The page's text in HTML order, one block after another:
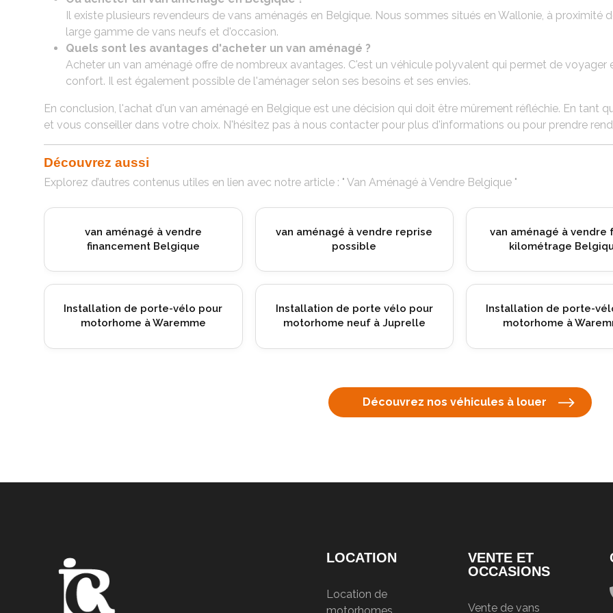
Il existe plusieurs revendeurs de vans aménagés en Belgique. Nous sommes situés en Wallonie, à proximité
large gamme de vans neufs et d'occasion.
Quels sont les avantages d'acheter un van aménagé ?
Acheter un van aménagé offre de nombreux avantages. C'est un véhicule polyvalent qui permet de
confort. Il est également possible de l'aménager selon ses besoins et ses envies.
En conclusion, l'achat d'un van aménagé en Belgique est une décision qui doit être mûrement réfléchie. En tant
et vous conseiller dans votre choix. N'hésitez pas à nous contacter pour plus d'informations ou pour prendre
Découvrez aussi
Explorez d’autres contenus utiles en lien avec notre article : " Van Aménagé à Vendre Belgique "
Installation de porte-vélo pour
motorhome à Juprelle
Installation de porte-vélo pour
motorhome à Aywaille
Installation de porte-vélo pour
motorhome à Verviers
Installation de porte-vélo
van aménagé à Juprelle
Location de van aménagé pour
les particuliers à Juprelle
van aménagé à vendre avec
homologation belge à
Découvrez nos véhicules à louer
LOCATION
Location de
motorhomes
VENTE ET
OCCASIONS
Vente de vans